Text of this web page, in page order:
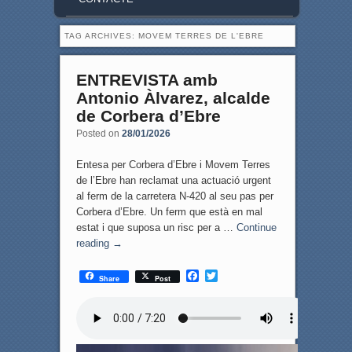
TAG ARCHIVES: MOVEM TERRES DE L'EBRE
ENTREVISTA amb
Antonio Àlvarez, alcalde
de Corbera d’Ebre
Posted on 28/01/2026
Entesa per Corbera d’Ebre i Movem Terres
de l’Ebre han reclamat una actuació urgent
al ferm de la carretera N-420 al seu pas per
Corbera d’Ebre. Un ferm que està en mal
estat i que suposa un risc per a … Continue
reading →
Share Post
F
T